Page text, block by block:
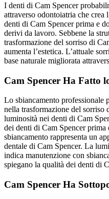
I denti di Cam Spencer
attraverso odontoiatria che
denti di Cam Spencer prima e
derivi da lavoro. Sebbene la
trasformazione del sorriso di
aumenta l’estetica. L’attuale
base naturale migliorata
Cam Spencer Ha Fatto
Lo sbiancamento professionale
nella trasformazione del sorriso
luminosità nei denti di Cam
dei denti di Cam Spencer prima
sbiancamento rappresenta un
dentale di Cam Spencer. La
indica manutenzione con
spiegano la qualità dei denti di
Cam Spencer Ha